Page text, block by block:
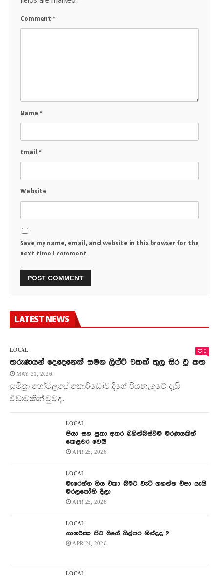
Comment*
Name*
Email*
Website
Save my name, email, and website in this browser for the
next time I comment.
LATEST NEWS
LOCAL 0
තරුණයන් දෙදෙනෙක් සමග ලිෆ්ට් එකක් තුල සිර වූ කත
MAY 21, 2026
සුමිත්‍රා හෝටලයේ කොරිඩෝව දිගේ පියනැගුවේ දැඩි
විඩාවකින් වුවද...
LOCAL
පියා සහ පුතා අතර බහින්බස්වීම මරණයකින්
කෙළවර වෙයි
APR 25, 2026
LOCAL
මැරෙන්න ගිය එකා බිමට වැටී ගහන්න එපා යැයි
මරලතෝනි දීලා
APR 25, 2026
LOCAL
සාගරිකා පිට ගියේ සිල්පර හින්දද ?
APR 24, 2026
LOCAL